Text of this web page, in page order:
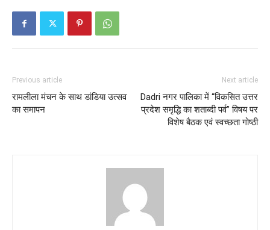
Previous article
रामलीला मंचन के साथ डांडिया उत्सव
का समापन
Next article
Dadri नगर पालिका में “विकसित उत्तर
प्रदेश समृद्धि का शताब्दी पर्व” विषय पर
विशेष बैठक एवं स्वच्छता गोष्ठी